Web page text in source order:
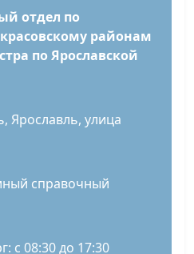
отдел по
районам
по Ярославской
Ярославль, улица
справочный
с 08:30 до 17:30